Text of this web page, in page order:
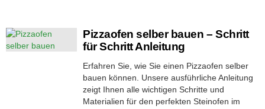
Pizzaofen selber bauen – Schritt
für Schritt Anleitung
Erfahren Sie, wie Sie einen Pizzaofen selber
bauen können. Unsere ausführliche Anleitung
zeigt Ihnen alle wichtigen Schritte und
Materialien für den perfekten Steinofen im